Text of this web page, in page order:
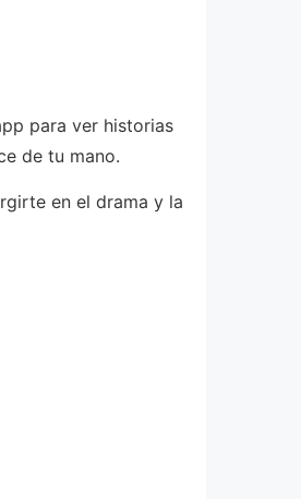
para ver historias
de tu mano.
en el drama y la